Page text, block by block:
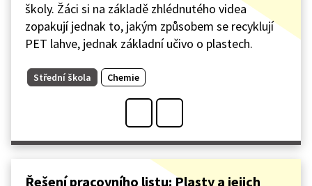
školy. Žáci si na základě zhlédnutého videa
zopakují jednak to, jakým způsobem se recyklují
PET lahve, jednak základní učivo o plastech.
Střední škola Chemie
Řešení pracovního listu: Plasty a jejich